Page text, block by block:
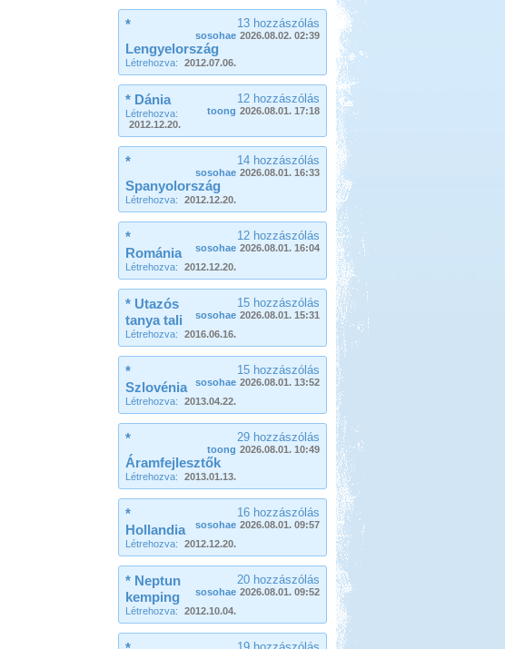
13 hozzászólás
sosohae 2026.08.02. 02:39
*
Lengyelország
Létrehozva: 2012.07.06.
12 hozzászólás
toong 2026.08.01. 17:18
* Dánia
Létrehozva:
2012.12.20.
14 hozzászólás
sosohae 2026.08.01. 16:33
*
Spanyolország
Létrehozva: 2012.12.20.
12 hozzászólás
sosohae 2026.08.01. 16:04
*
Románia
Létrehozva: 2012.12.20.
15 hozzászólás
sosohae 2026.08.01. 15:31
* Utazós
tanya tali
Létrehozva: 2016.06.16.
15 hozzászólás
sosohae 2026.08.01. 13:52
*
Szlovénia
Létrehozva: 2013.04.22.
29 hozzászólás
toong 2026.08.01. 10:49
*
Áramfejlesztők
Létrehozva: 2013.01.13.
16 hozzászólás
sosohae 2026.08.01. 09:57
*
Hollandia
Létrehozva: 2012.12.20.
20 hozzászólás
sosohae 2026.08.01. 09:52
* Neptun
kemping
Létrehozva: 2012.10.04.